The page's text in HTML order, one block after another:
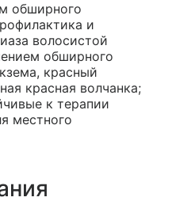
обширного
и
волосистой
обширного
красный
красная волчанка;
к терапии
местного